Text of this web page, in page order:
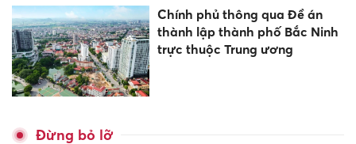
Chính phủ thông qua Đề án
thành lập thành phố Bắc Ninh
trực thuộc Trung ương
Đừng bỏ lỡ